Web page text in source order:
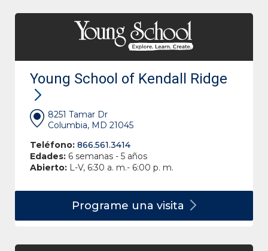
Young School of Kendall Ridge
8251 Tamar Dr
Columbia, MD 21045
Teléfono: 866.561.3414
Edades: 6 semanas - 5 años
Abierto: L-V, 6:30 a. m.- 6:00 p. m.
Programe una visita